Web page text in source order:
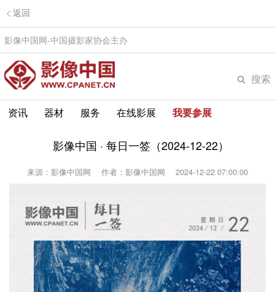
返回
影像中国网-中国摄影家协会主办
搜索
资讯 器材 服务 在线影展 我要参展
影像中国 · 每日一签（2024-12-22）
来源：影像中国网 作者：影像中国网 2024-12-22 07:00:00